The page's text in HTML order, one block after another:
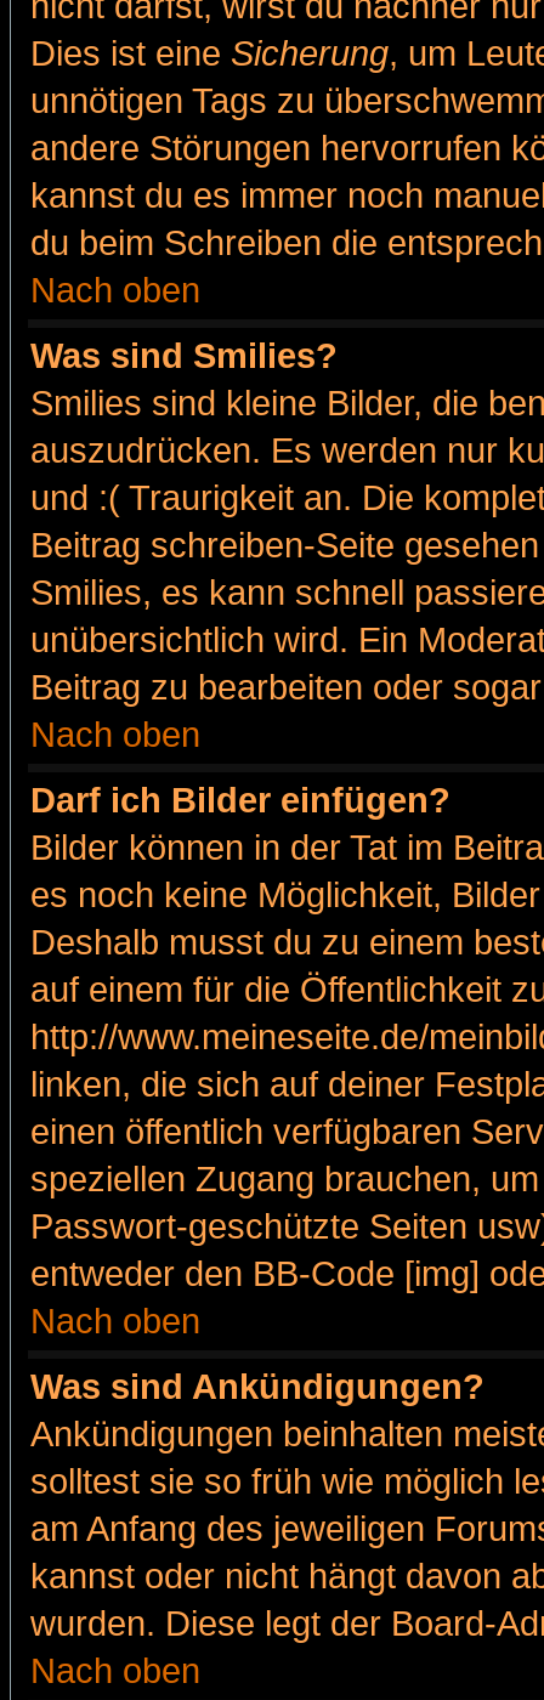
Dies ist eine Sicherung, um
unnötigen Tags zu
andere Störungen hervorrufen
kannst du es immer noch
du beim Schreiben die
Nach oben
Was sind Smilies?
Smilies sind kleine Bilder, die
auszudrücken. Es werden nur
und :( Traurigkeit an. Die
Beitrag schreiben-Seite
Smilies, es kann schnell
unübersichtlich wird. Ein
Beitrag zu bearbeiten oder
Nach oben
Darf ich Bilder einfügen?
Bilder können in der Tat im
es noch keine Möglichkeit,
Deshalb musst du zu einem
auf einem für die Öffentlichkeit
http://www.meineseite.de/
linken, die sich auf deiner
einen öffentlich verfügbaren
speziellen Zugang brauchen,
Passwort-geschützte Seiten
entweder den BB-Code [img]
Nach oben
Was sind Ankündigungen?
Ankündigungen beinhalten
solltest sie so früh wie möglich
am Anfang des jeweiligen
kannst oder nicht hängt davon
wurden. Diese legt der Board-
Nach oben